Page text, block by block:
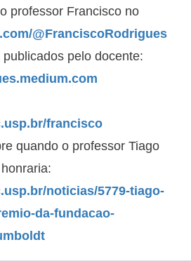
professor Francisco no
@FranciscoRodrigues
pelo docente:
francisco
quando o professor Tiago
noticias/5779-tiago-
da-fundacao-